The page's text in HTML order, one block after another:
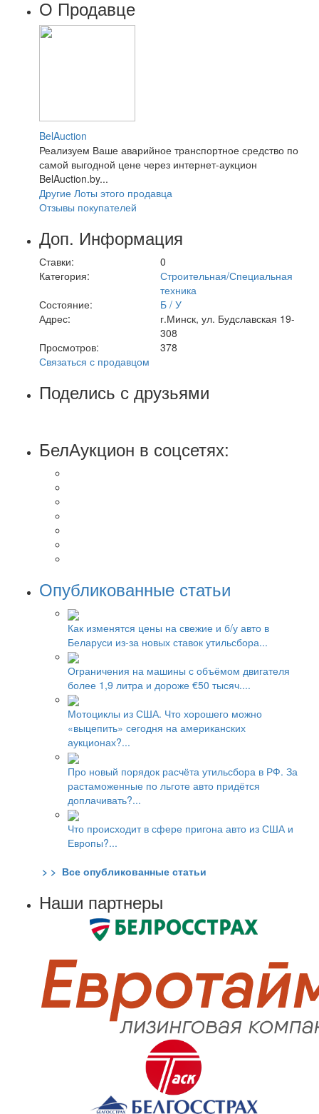
О Продавце
BelAuction
Реализуем Ваше аварийное транспортное средство по
самой выгодной цене через интернет-аукцион
BelAuction.by...
Другие Лоты этого продавца
Отзывы покупателей
Доп. Информация
Ставки:
0
Категория:
Строительная/Специальная
техника
Состояние:
Б / У
Адрес:
г.Минск, ул. Будславская 19-
308
Просмотров:
378
Связаться с продавцом
Поделись с друзьями
БелАукцион в соцсетях:
Опубликованные статьи
Как изменятся цены на свежие и б/у авто в
Беларуси из-за новых ставок утильсбора...
Ограничения на машины с объёмом двигателя
более 1,9 литра и дороже €50 тысяч....
Мотоциклы из США. Что хорошего можно
«выцепить» сегодня на американских
аукционах?...
Про новый порядок расчёта утильсбора в РФ. За
растаможенные по льготе авто придётся
доплачивать?...
Что происходит в сфере пригона авто из США и
Европы?...
> > Все опубликованные статьи
Наши партнеры